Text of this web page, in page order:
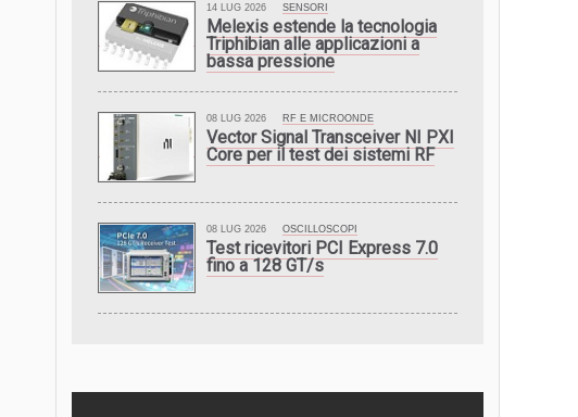
14 LUG 2026 SENSORI
Melexis estende la tecnologia
Triphibian alle applicazioni a
bassa pressione
08 LUG 2026 RF E MICROONDE
Vector Signal Transceiver NI PXI
Core per il test dei sistemi RF
08 LUG 2026 OSCILLOSCOPI
Test ricevitori PCI Express 7.0
fino a 128 GT/s